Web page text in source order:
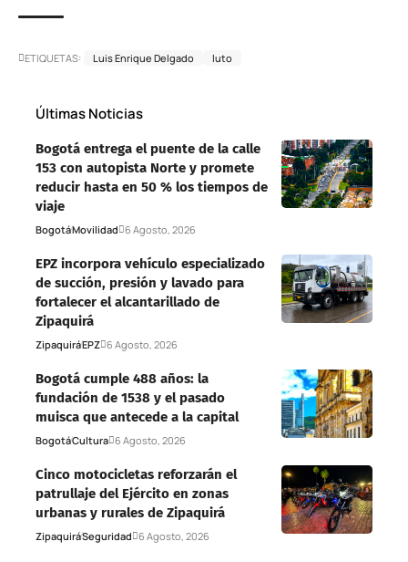
ETIQUETAS: Luis Enrique Delgado luto
Últimas Noticias
Bogotá entrega el puente de la calle
153 con autopista Norte y promete
reducir hasta en 50 % los tiempos de
viaje
BogotáMovilidad 6 Agosto, 2026
EPZ incorpora vehículo especializado
de succión, presión y lavado para
fortalecer el alcantarillado de
Zipaquirá
ZipaquiráEPZ 6 Agosto, 2026
Bogotá cumple 488 años: la
fundación de 1538 y el pasado
muisca que antecede a la capital
BogotáCultura 6 Agosto, 2026
Cinco motocicletas reforzarán el
patrullaje del Ejército en zonas
urbanas y rurales de Zipaquirá
ZipaquiráSeguridad 6 Agosto, 2026